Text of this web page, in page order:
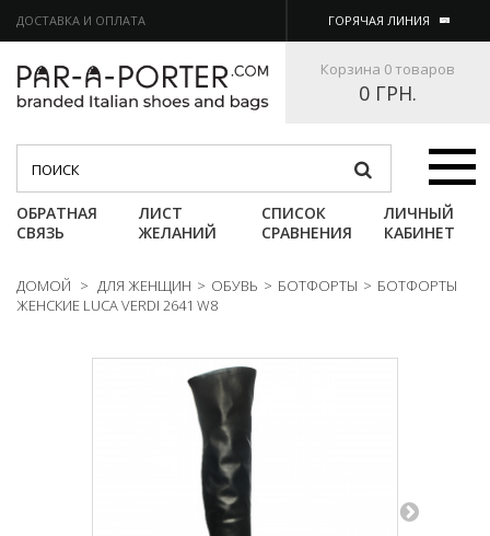
ДОСТАВКА И ОПЛАТА ГОРЯЧАЯ ЛИНИЯ
Корзина 0 товаров
0 ГРН.
Категории
ОБРАТНАЯ
СВЯЗЬ
ЛИСТ
ЖЕЛАНИЙ
СПИСОК
СРАВНЕНИЯ
ЛИЧНЫЙ
КАБИНЕТ
ДОМОЙ > ДЛЯ ЖЕНЩИН > ОБУВЬ > БОТФОРТЫ > БОТФОРТЫ
ЖЕНСКИЕ LUCA VERDI 2641 W8